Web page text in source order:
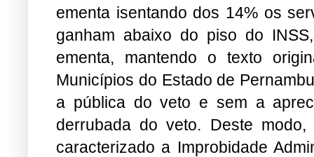
ementa isentando dos 14% os
ganham abaixo do piso do
ementa, mantendo o texto
Municípios do Estado de
a pública do veto e sem a
derrubada do veto. Deste
caracterizado a Improbidade